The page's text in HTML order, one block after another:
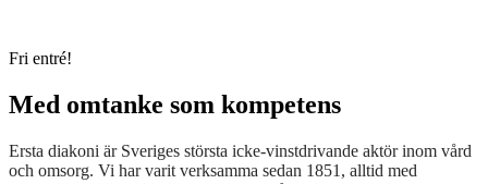
Fri entré!
Med omtanke som kompetens
Ersta diakoni är Sveriges största icke-vinstdrivande aktör inom vård
och omsorg. Vi har varit verksamma sedan 1851, alltid med